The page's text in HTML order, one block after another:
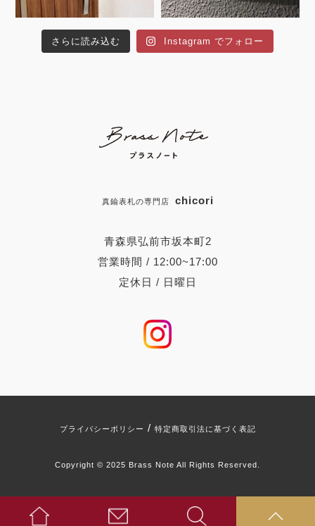
真鍮表札の専門店 chicori
青森県弘前市坂本町2
営業時間 / 12:00~17:00
定休日 / 日曜日
さらに読み込む Instagram でフォロー
プライバシーポリシー / 特定商取引法に基づく表記
Copyright © 2025 Brass Note All Rights Reserved.